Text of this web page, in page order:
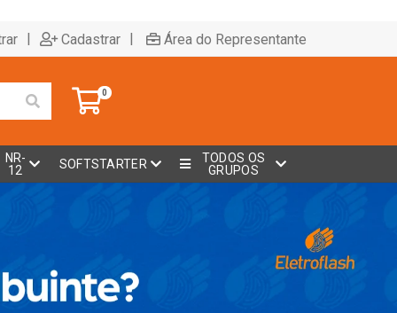
| Cadastrar | Área do Representante
0
NR-
12
SOFTSTARTER
TODOS OS
GRUPOS